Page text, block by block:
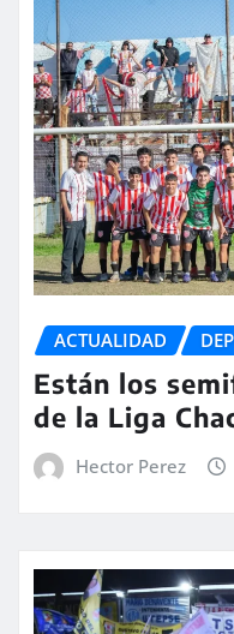
ACTUALIDAD
Están los
de la Liga
Hector Perez